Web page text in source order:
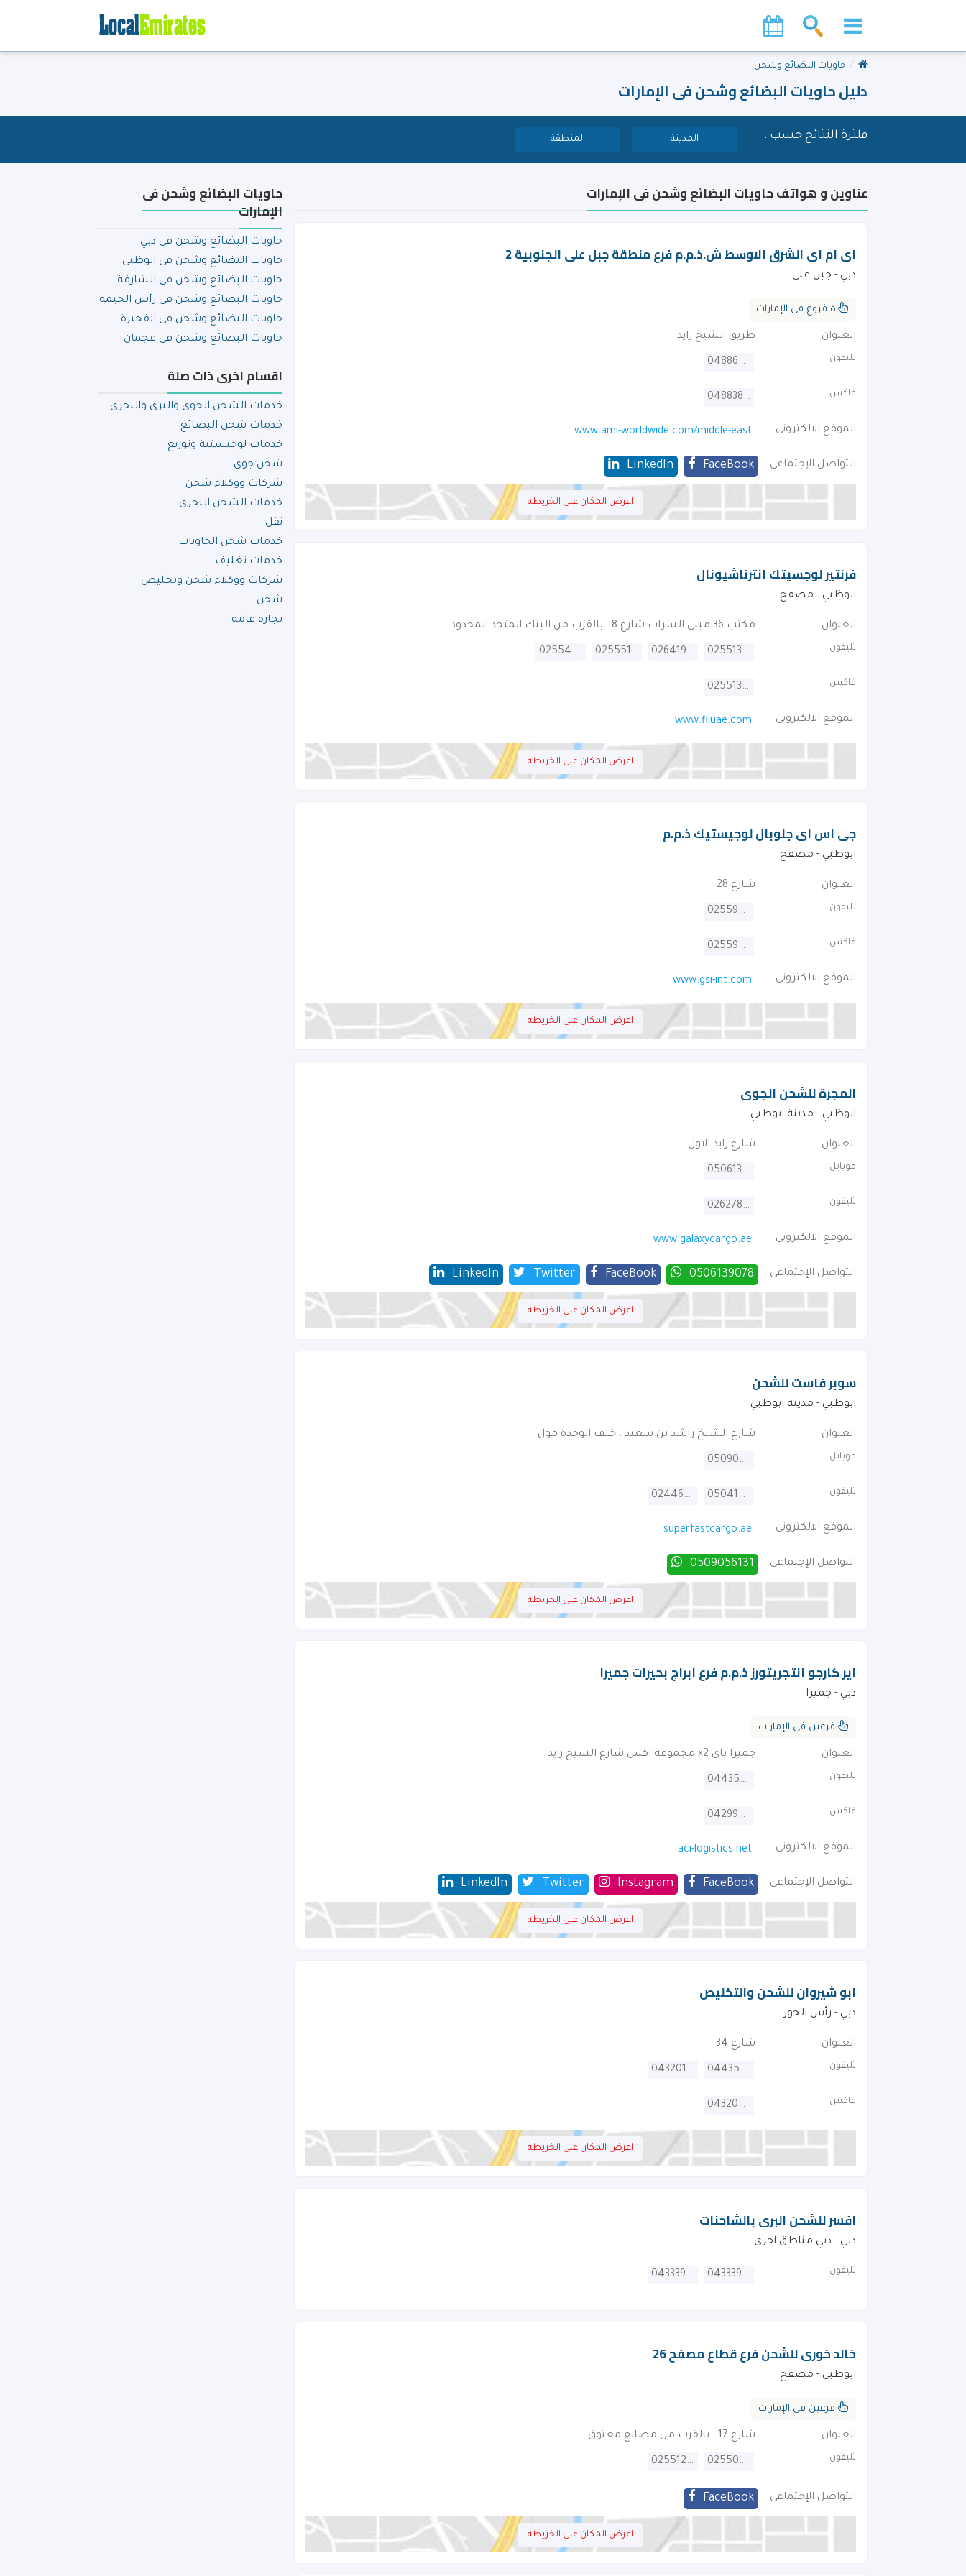
حاويات البضائع وشحن
دليل حاويات البضائع وشحن فى الإمارات
فلترة النتائج حسب : المدينة المنطقة
عناوين و هواتف حاويات البضائع وشحن فى الإمارات
اى ام اى الشرق الاوسط ش.ذ.م.م فرع منطقة جبل على الجنوبية 2
دبي - جبل على
العنوان طريق الشيخ زايد
تليفون 048864454
فاكس 048838829
الموقع الالكترونى www.ami-worldwide.com/middle-east
التواصل الإجتماعى FaceBook
LinkedIn
اعرض المكان على الخريطه
فرنتير لوجسيتك انترناشيونال
ابوظبي - مصفح
العنوان مكتب 36 مبنى السراب شارع 8 . بالقرب من البنك المتحد المحدود
تليفون 025513310
026419905
025551123
025544088
فاكس 025513320
الموقع الالكترونى www.fliuae.com
اعرض المكان على الخريطه
جى اس اى جلوبال لوجيستيك ذ.م.م
ابوظبي - مصفح
العنوان شارع 28
تليفون 025594418
فاكس 025594408
الموقع الالكترونى www.gsi-int.com
اعرض المكان على الخريطه
المجرة للشحن الجوى
ابوظبي - مدينة ابوظبي
العنوان شارع زايد الاول
موبايل 0506139078
تليفون 026278336
الموقع الالكترونى www.galaxycargo.ae
التواصل الإجتماعى 0506139078
FaceBook
Twitter
LinkedIn
اعرض المكان على الخريطه
سوبر فاست للشحن
ابوظبي - مدينة ابوظبي
العنوان شارع الشيخ راشد بن سعيد . خلف الوحدة مول
موبايل 0509056131
تليفون 0504164433
024461553
الموقع الالكترونى superfastcargo.ae
التواصل الإجتماعى 0509056131
اعرض المكان على الخريطه
اير كارجو انتجريتورز ذ.م.م فرع ابراج بحيرات جميرا
دبي - جميرا
فرعين فى الإمارات
العنوان جميرا باي x2 مجموعه اكس شارع الشيخ زايد
تليفون 044357124
فاكس 042997036
الموقع الالكترونى aci-logistics.net
التواصل الإجتماعى FaceBook
Instagram
Twitter
LinkedIn
اعرض المكان على الخريطه
ابو شيروان للشحن والتخليص
دبي - رأس الخور
العنوان شارع 34
تليفون 044356068
043201070
فاكس 043200210
اعرض المكان على الخريطه
افسر للشحن البرى بالشاحنات
دبي - دبي مناطق اخرى
تليفون 043339282
043339280
خالد خورى للشحن فرع قطاع مصفح 26
ابوظبي - مصفح
فرعين فى الإمارات
العنوان شارع 17 . بالقرب من مصانع معتوق
تليفون 025509500
025512626
التواصل الإجتماعى FaceBook
اعرض المكان على الخريطه
حاويات البضائع وشحن فى
الإمارات
حاويات البضائع وشحن فى دبي
حاويات البضائع وشحن فى ابوظبي
حاويات البضائع وشحن فى الشارقة
حاويات البضائع وشحن فى رأس الخيمة
حاويات البضائع وشحن فى الفجيرة
حاويات البضائع وشحن فى عجمان
اقسام اخرى ذات صلة
خدمات الشحن الجوى والبرى والبحرى
خدمات شحن البضائع
خدمات لوجيستية وتوزيع
شحن جوى
شركات ووكلاء شحن
خدمات الشحن البحرى
نقل
خدمات شحن الحاويات
خدمات تغليف
شركات ووكلاء شحن وتخليص
شحن
تجارة عامة